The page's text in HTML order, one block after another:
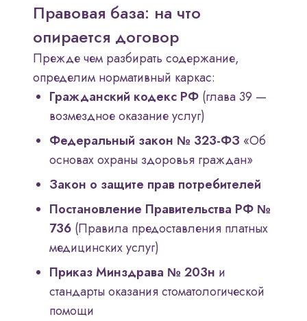
Правовая база: на что
опирается договор
Прежде чем разбирать содержание,
определим нормативный каркас:
Гражданский кодекс РФ (глава 39 —
возмездное оказание услуг)
Федеральный закон № 323-ФЗ «Об
основах охраны здоровья граждан»
Закон о защите прав потребителей
Постановление Правительства РФ №
736 (Правила предоставления платных
медицинских услуг)
Приказ Минздрава № 203н и
стандарты оказания стоматологической
помощи